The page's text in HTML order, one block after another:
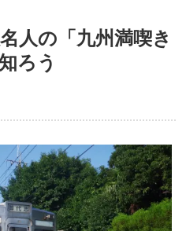
人の「九州満喫き
ろう